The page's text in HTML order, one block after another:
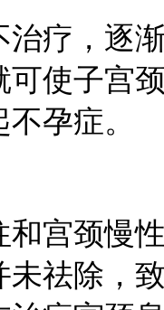
，逐渐
使子宫
孕症。
颈慢性
未祛除，